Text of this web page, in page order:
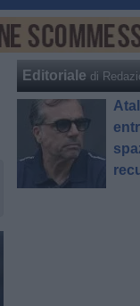
Editoriale di